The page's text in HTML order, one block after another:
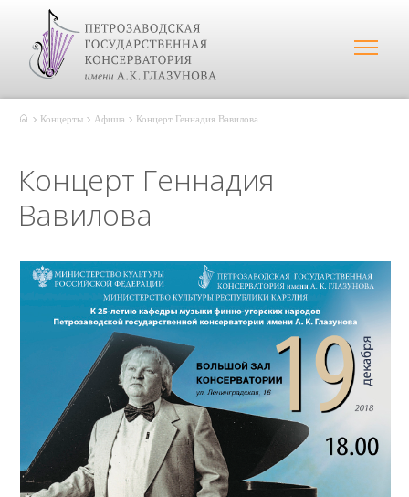
Концерты Афиша Концерт Геннадия Вавилова
Концерт Геннадия
Вавилова